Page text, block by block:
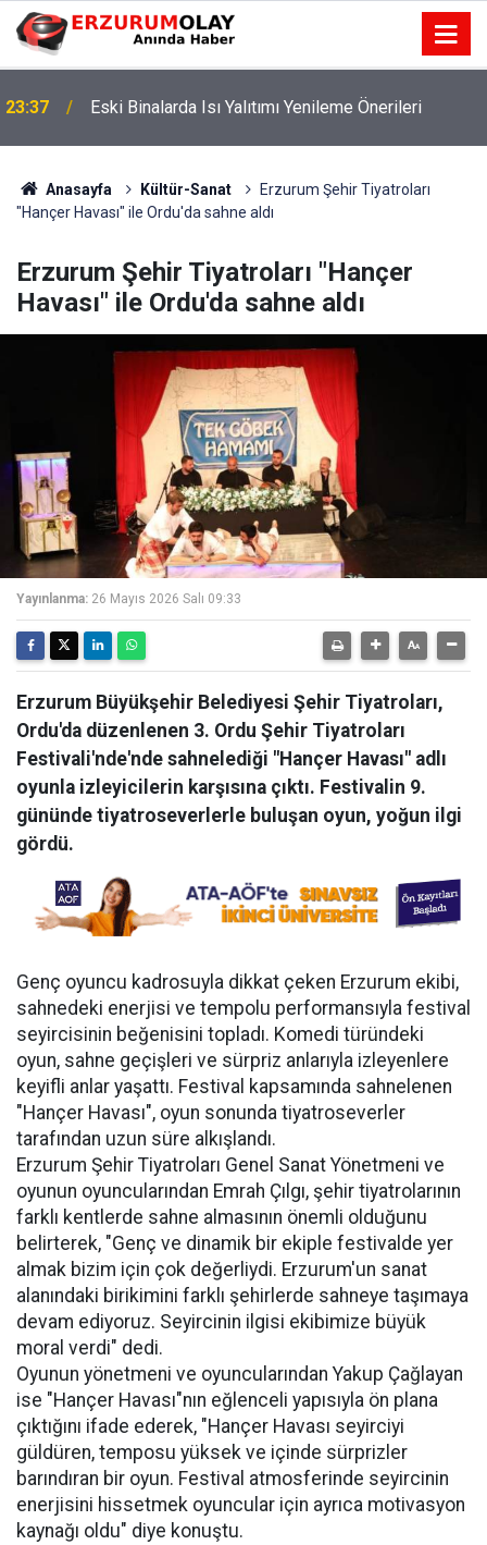
23:37 Eski Binalarda Isı Yalıtımı Yenileme Önerileri
Anasayfa Kültür-Sanat
Erzurum Şehir Tiyatroları
"Hançer Havası" ile Ordu'da sahne aldı
Erzurum Şehir Tiyatroları "Hançer
Havası" ile Ordu'da sahne aldı
Yayınlanma: 26 Mayıs 2026 Salı 09:33
Erzurum Büyükşehir Belediyesi Şehir Tiyatroları,
Ordu'da düzenlenen 3. Ordu Şehir Tiyatroları
Festivali'nde'nde sahnelediği "Hançer Havası" adlı
oyunla izleyicilerin karşısına çıktı. Festivalin 9.
gününde tiyatroseverlerle buluşan oyun, yoğun ilgi
gördü.
Genç oyuncu kadrosuyla dikkat çeken Erzurum ekibi,
sahnedeki enerjisi ve tempolu performansıyla festival
seyircisinin beğenisini topladı. Komedi türündeki
oyun, sahne geçişleri ve sürpriz anlarıyla izleyenlere
keyifli anlar yaşattı. Festival kapsamında sahnelenen
"Hançer Havası", oyun sonunda tiyatroseverler
tarafından uzun süre alkışlandı.
Erzurum Şehir Tiyatroları Genel Sanat Yönetmeni ve
oyunun oyuncularından Emrah Çılgı, şehir tiyatrolarının
farklı kentlerde sahne almasının önemli olduğunu
belirterek, "Genç ve dinamik bir ekiple festivalde yer
almak bizim için çok değerliydi. Erzurum'un sanat
alanındaki birikimini farklı şehirlerde sahneye taşımaya
devam ediyoruz. Seyircinin ilgisi ekibimize büyük
moral verdi" dedi.
Oyunun yönetmeni ve oyuncularından Yakup Çağlayan
ise "Hançer Havası"nın eğlenceli yapısıyla ön plana
çıktığını ifade ederek, "Hançer Havası seyirciyi
güldüren, temposu yüksek ve içinde sürprizler
barındıran bir oyun. Festival atmosferinde seyircinin
enerjisini hissetmek oyuncular için ayrıca motivasyon
kaynağı oldu" diye konuştu.